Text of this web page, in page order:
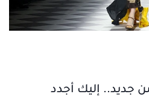
جديد.. إليك أجدد